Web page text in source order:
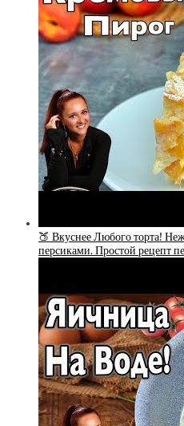
🍑 Вкуснее Любого торта!
персиками. Простой рецепт